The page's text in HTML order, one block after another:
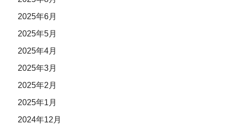
2025年6月
2025年5月
2025年4月
2025年3月
2025年2月
2025年1月
2024年12月